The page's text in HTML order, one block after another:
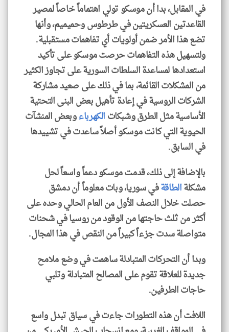
في المقابل، بدا أن موسكو تولي اهتماماً خاصاً لمصير
القاعدتين العسكريتين في طرطوس وحميميم، وأنها
تضع هذا الأمر ضمن أولويات أي تفاهمات مستقبلية.
ولتسهيل هذه التفاهمات حرصت موسكو على تأكيد
استعدادها لمساعدة السلطات السورية على تجاوز الكثير
من المشكلات القائمة، بما في ذلك على صعيد مشاركة
الشركات الروسية في إعادة تأهيل بعض البنى التحتية
الأساسية مثل الطرق وشبكاتالكهرباءوبعض المنشآت
الحيوية التي كانت موسكو أصلاً ساعدت في تشييدها
في السابق.
بالإضافة إلى ذلك، قدمت موسكو دعماً واسعاً لحل
مشكلةالطاقةفي سوريا، وبات معلوماً أن دمشق
حصلت خلال النصف الأول من العام الحالي وحده على
أكثر من ثلث حاجتها من الوقود من روسيا في شحنات
متواصلة سدت جزءاً كبيراً من النقص في هذا المجال.
وبدا أن التحركات المتبادلة ساهمت في وضع ملامح
جديدة للعلاقة تقوم على المصالح المتبادلة وتلبي
حاجات الطرفين.
اللافت أن هذه التطورات جاءت في سياق تبدل واسع